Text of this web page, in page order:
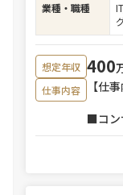
業種・職種
想定年収 400
仕事内容
【仕
■コン